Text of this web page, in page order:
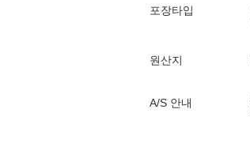
포장타입
원산지
A/S 안내